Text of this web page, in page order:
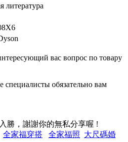
литература
вас вопрос по товару
обязательно вам
勝，謝謝你的無私分享喔 !
全家福穿搭 全家福照 大尺碼婚